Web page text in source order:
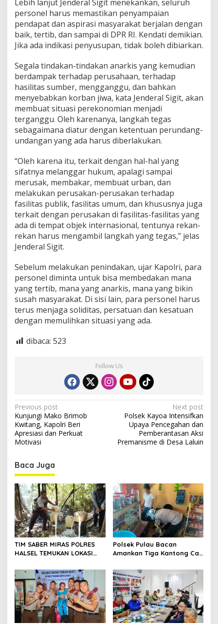
Lebih lanjut Jenderal Sigit menekankan, seluruh
personel harus memastikan penyampaian
pendapat dan aspirasi masyarakat berjalan dengan
baik, tertib, dan sampai di DPR RI. Kendati demikian.
Jika ada indikasi penyusupan, tidak boleh dibiarkan.
Segala tindakan-tindakan anarkis yang kemudian
berdampak terhadap perusahaan, terhadap
hasilitas sumber, mengganggu, dan bahkan
menyebabkan korban jiwa, kata Jenderal Sigit, akan
membuat situasi perekonomian menjadi
terganggu. Oleh karenanya, langkah tegas
sebagaimana diatur dengan ketentuan perundang-
undangan yang ada harus diberlakukan.
“Oleh karena itu, terkait dengan hal-hal yang
sifatnya melanggar hukum, apalagi sampai
merusak, membakar, membuat urban, dan
melakukan perusakan-perusakan terhadap
fasilitas publik, fasilitas umum, dan khususnya juga
terkait dengan perusakan di fasilitas-fasilitas yang
ada di tempat objek internasional, tentunya rekan-
rekan harus mengambil langkah yang tegas,” jelas
Jenderal Sigit.
Sebelum melakukan penindakan, ujar Kapolri, para
personel diminta untuk bisa membedakan mana
yang tertib, mana yang anarkis, mana yang bikin
susah masyarakat. Di sisi lain, para personel harus
terus menjaga soliditas, persatuan dan kesatuan
dengan memulihkan situasi yang ada.
dibaca: 523
Follow Us
P
o
s
t
n
a
v
i
g
a
t
i
o
n
Previous post
Kunjungi Mako Brimob
Kwitang, Kapolri Beri
Apresiasi dan Perkuat
Motivasi
Next post
Polsek Kayoa Intensifkan
Upaya Pencegahan dan
Pemberantasan Aksi
Premanisme di Desa Laluin
Baca Juga
TIM SABER MIRAS POLRES
HALSEL TEMUKAN LOKASI
DESA MARABOSE
Polsek Pulau Bacan
Amankan Tiga Kantong Cap
Desa Tomori